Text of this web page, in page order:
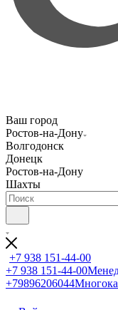
Ваш город
Ростов-на-Дону
Волгодонск
Донецк
Ростов-на-Дону
Шахты
+7 938 151-44-00
+7 938 151-44-00
+79896206044